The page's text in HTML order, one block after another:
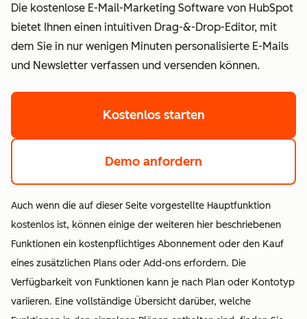
Die kostenlose E-Mail-Marketing Software von HubSpot
bietet Ihnen einen intuitiven Drag-&-Drop-Editor, mit
dem Sie in nur wenigen Minuten personalisierte E-Mails
und Newsletter verfassen und versenden können.
Kostenlos starten
Demo anfordern
Auch wenn die auf dieser Seite vorgestellte Hauptfunktion
kostenlos ist, können einige der weiteren hier beschriebenen
Funktionen ein kostenpflichtiges Abonnement oder den Kauf
eines zusätzlichen Plans oder Add-ons erfordern. Die
Verfügbarkeit von Funktionen kann je nach Plan oder Kontotyp
variieren. Eine vollständige Übersicht darüber, welche